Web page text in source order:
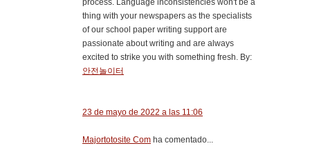
process. Language inconsistencies won't be a
thing with your newspapers as the specialists
of our school paper writing support are
passionate about writing and are always
excited to strike you with something fresh. By:
안전놀이터
23 de mayo de 2022 a las 11:06
Majortotosite Com ha comentado...